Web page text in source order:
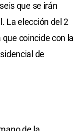
que se irán
La elección del 2
coincide con la
de